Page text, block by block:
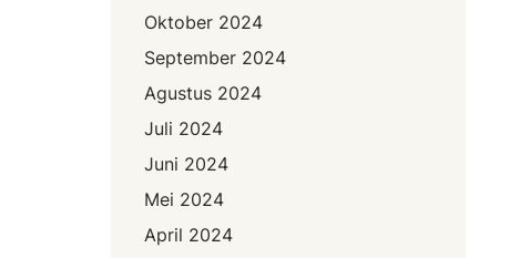
Oktober 2024
September 2024
Agustus 2024
Juli 2024
Juni 2024
Mei 2024
April 2024